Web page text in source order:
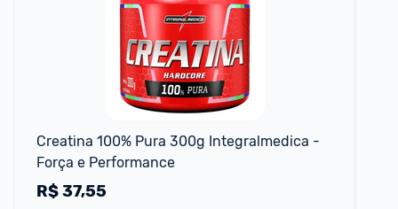
Creatina 100% Pura 300g Integralmedica -
Força e Performance
R$37,55